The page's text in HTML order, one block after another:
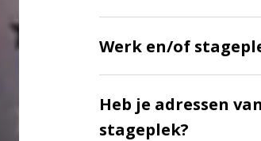
Werk en/of
Heb je adressen
stageplek?